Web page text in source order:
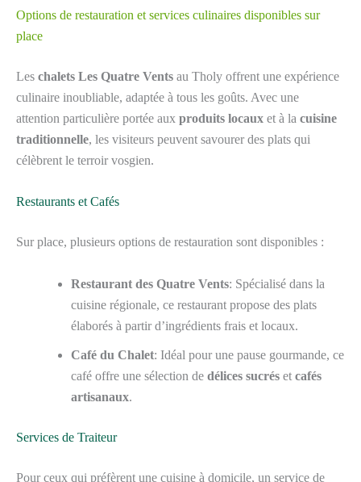
Options de restauration et services culinaires disponibles sur
place
Les chalets Les Quatre Vents au Tholy offrent une expérience
culinaire inoubliable, adaptée à tous les goûts. Avec une
attention particulière portée aux produits locaux et à la cuisine
traditionnelle, les visiteurs peuvent savourer des plats qui
célèbrent le terroir vosgien.
Restaurants et Cafés
Sur place, plusieurs options de restauration sont disponibles :
Restaurant des Quatre Vents: Spécialisé dans la
cuisine régionale, ce restaurant propose des plats
élaborés à partir d’ingrédients frais et locaux.
Café du Chalet: Idéal pour une pause gourmande, ce
café offre une sélection de délices sucrés et cafés
artisanaux.
Services de Traiteur
Pour ceux qui préfèrent une cuisine à domicile, un service de